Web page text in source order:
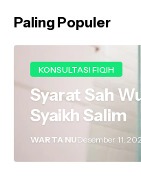
Paling Populer
KONSULTASI FIQIH
Syarat Sah
Syaikh Salim
WARTA NUDesember 11,